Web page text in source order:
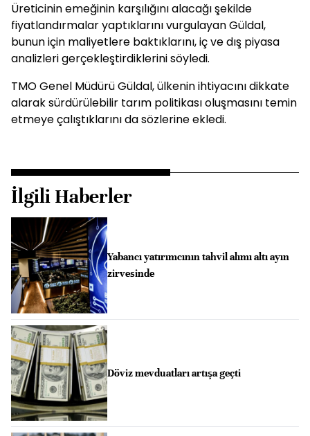
Üreticinin emeğinin karşılığını alacağı şekilde
fiyatlandırmalar yaptıklarını vurgulayan Güldal,
bunun için maliyetlere baktıklarını, iç ve dış piyasa
analizleri gerçekleştirdiklerini söyledi.
TMO Genel Müdürü Güldal, ülkenin ihtiyacını dikkate
alarak sürdürülebilir tarım politikası oluşmasını temin
etmeye çalıştıklarını da sözlerine ekledi.
İlgili Haberler
Yabancı yatırımcının tahvil alımı altı ayın
zirvesinde
Döviz mevduatları artışa geçti